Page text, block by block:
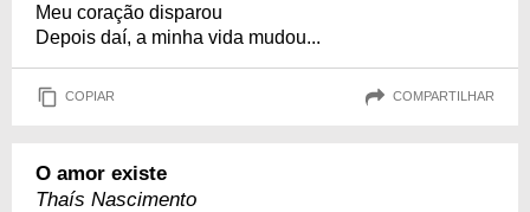
Meu coração disparou
Depois daí, a minha vida mudou...
COPIAR COMPARTILHAR
O amor existe
Thaís Nascimento